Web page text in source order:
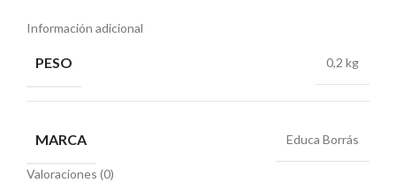
Información adicional
PESO 0,2 kg
MARCA Educa Borrás
Valoraciones (0)